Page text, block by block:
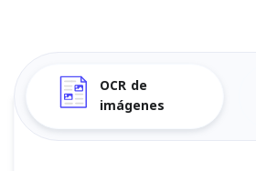
OCR de
imágenes